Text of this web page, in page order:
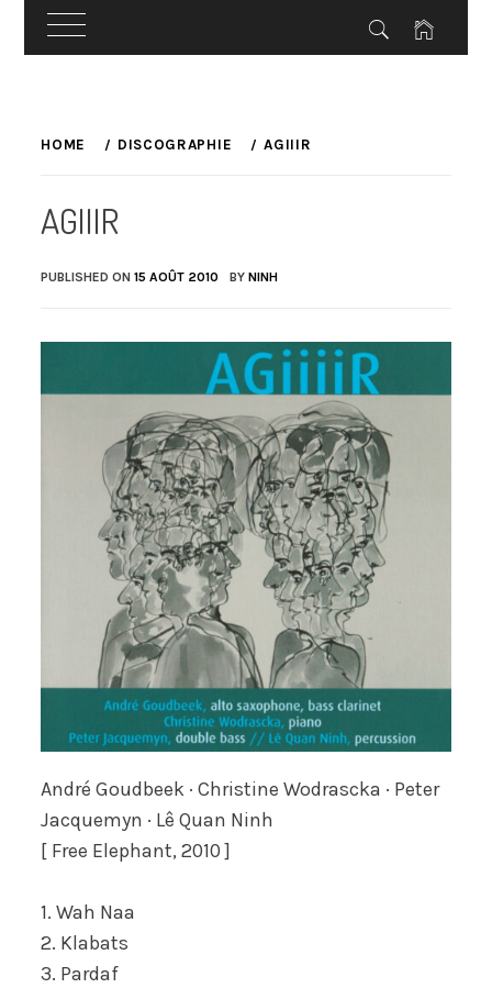
toHOME DISCOGRAPHIE AGIIIR
AGIIIR
PUBLISHED ON15 AOÛT 2010 BYNINH
André Goudbeek · Christine Wodrascka · Peter
Jacquemyn · Lê Quan Ninh
[ Free Elephant, 2010 ]
1. Wah Naa
2. Klabats
3. Pardaf